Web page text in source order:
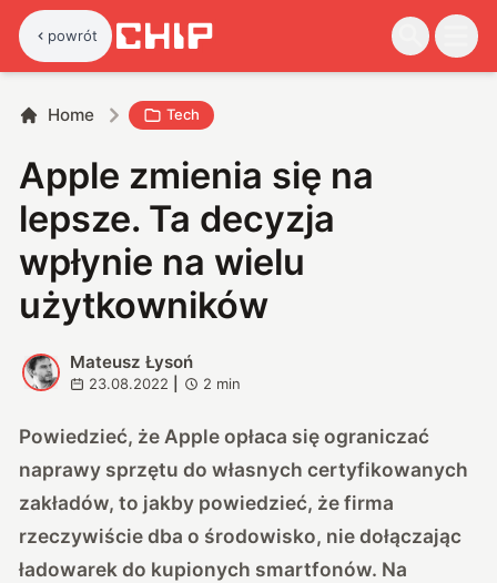
powrót
Home Tech
Apple zmienia się na
lepsze. Ta decyzja
wpłynie na wielu
użytkowników
M
Mateusz Łysoń
23.08.2022 2 min
Powiedzieć, że Apple opłaca się ograniczać
naprawy sprzętu do własnych certyfikowanych
zakładów, to jakby powiedzieć, że firma
rzeczywiście dba o środowisko, nie dołączając
ładowarek do kupionych smartfonów. Na